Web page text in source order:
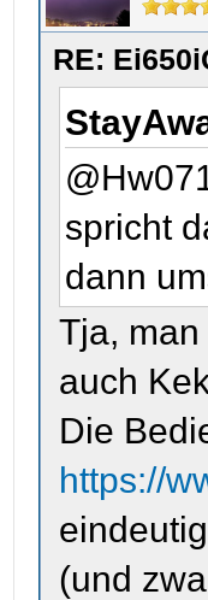
RE:
spricht
dann
Tja,
auch
Die
https://
(und